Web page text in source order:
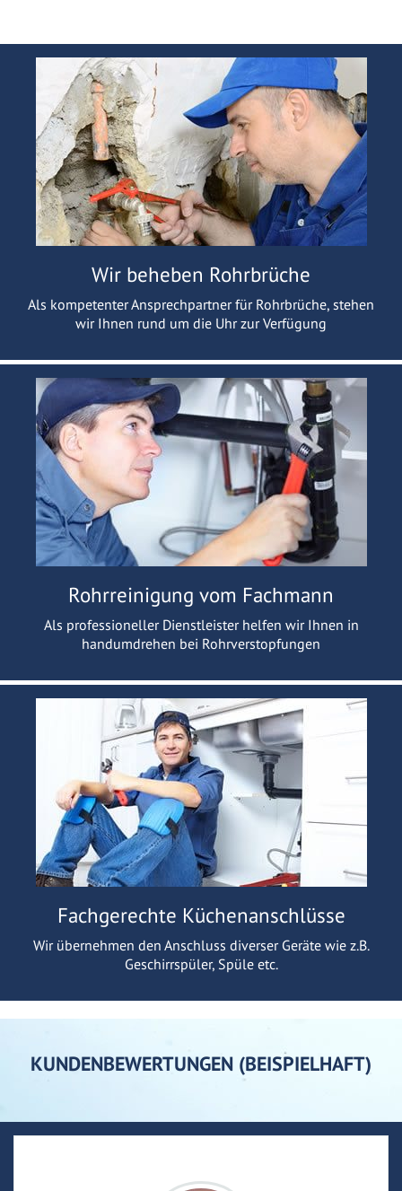
Wir beheben Rohrbrüche
Als kompetenter Ansprechpartner für Rohrbrüche, stehen
wir Ihnen rund um die Uhr zur Verfügung
Rohrreinigung vom Fachmann
Als professioneller Dienstleister helfen wir Ihnen in
handumdrehen bei Rohrverstopfungen
Fachgerechte Küchenanschlüsse
Wir übernehmen den Anschluss diverser Geräte wie z.B.
Geschirrspüler, Spüle etc.
KUNDENBEWERTUNGEN (BEISPIELHAFT)